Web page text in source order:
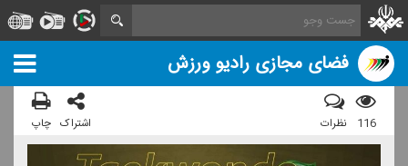
فضای مجازی رادیو ورزش
116 نظرات اشتراک چاپ